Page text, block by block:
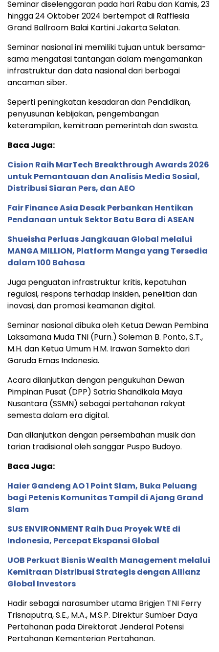
Seminar diselenggaran pada hari Rabu dan Kamis, 23
hingga 24 Oktober 2024 bertempat di Rafflesia
Grand Ballroom Balai Kartini Jakarta Selatan.
Seminar nasional ini memiliki tujuan untuk bersama-
sama mengatasi tantangan dalam mengamankan
infrastruktur dan data nasional dari berbagai
ancaman siber.
Seperti peningkatan kesadaran dan Pendidikan,
penyusunan kebijakan, pengembangan
keterampilan, kemitraan pemerintah dan swasta.
Baca Juga:
Cision Raih MarTech Breakthrough Awards 2026
untuk Pemantauan dan Analisis Media Sosial,
Distribusi Siaran Pers, dan AEO
Fair Finance Asia Desak Perbankan Hentikan
Pendanaan untuk Sektor Batu Bara di ASEAN
Shueisha Perluas Jangkauan Global melalui
MANGA MILLION, Platform Manga yang Tersedia
dalam 100 Bahasa
Juga penguatan infrastruktur kritis, kepatuhan
regulasi, respons terhadap insiden, penelitian dan
inovasi, dan promosi keamanan digital.
Seminar nasional dibuka oleh Ketua Dewan Pembina
Laksamana Muda TNI (Purn.) Soleman B. Ponto, S.T.,
M.H. dan Ketua Umum H.M. Irawan Samekto dari
Garuda Emas Indonesia.
Acara dilanjutkan dengan pengukuhan Dewan
Pimpinan Pusat (DPP) Satria Shandikala Maya
Nusantara (SSMN) sebagai pertahanan rakyat
semesta dalam era digital.
Dan dilanjutkan dengan persembahan musik dan
tarian tradisional oleh sanggar Puspo Budoyo.
Baca Juga:
Haier Gandeng AO 1 Point Slam, Buka Peluang
bagi Petenis Komunitas Tampil di Ajang Grand
Slam
SUS ENVIRONMENT Raih Dua Proyek WtE di
Indonesia, Percepat Ekspansi Global
UOB Perkuat Bisnis Wealth Management melalui
Kemitraan Distribusi Strategis dengan Allianz
Global Investors
Hadir sebagai narasumber utama Brigjen TNI Ferry
Trisnaputra, S.E., M.A., M.S.P. Direktur Sumber Daya
Pertahanan pada Direktorat Jenderal Potensi
Pertahanan Kementerian Pertahanan.